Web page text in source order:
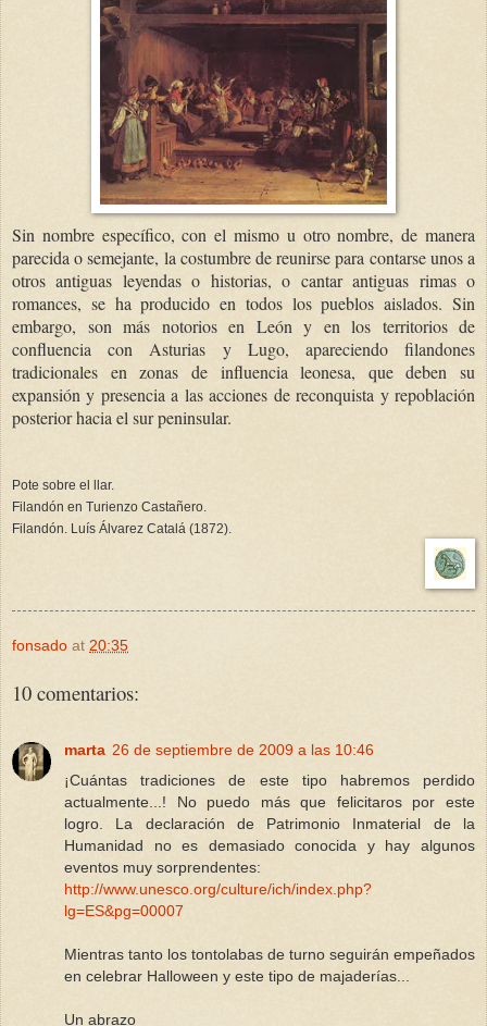
Sin nombre específico, con el mismo u otro nombre, de manera
parecida o semejante, la costumbre de reunirse para contarse unos a
otros antiguas leyendas o historias, o cantar antiguas rimas o
romances, se ha producido en todos los pueblos aislados. Sin
embargo, son más notorios en León y en los territorios de
confluencia con Asturias y Lugo, apareciendo filandones
tradicionales en zonas de influencia leonesa, que deben su
expansión y presencia a las acciones de reconquista y repoblación
posterior hacia el sur peninsular.
Pote sobre el llar.
Filandón en Turienzo Castañero.
Filandón. Luís Álvarez Catalá (1872).
fonsado at 20:35
10 comentarios:
marta 26 de septiembre de 2009 a las 10:46
¡Cuántas tradiciones de este tipo habremos perdido
actualmente...! No puedo más que felicitaros por este
logro. La declaración de Patrimonio Inmaterial de la
Humanidad no es demasiado conocida y hay algunos
eventos muy sorprendentes:
http://www.unesco.org/culture/ich/index.php?
lg=ES&pg=00007
Mientras tanto los tontolabas de turno seguirán empeñados
en celebrar Halloween y este tipo de majaderías...
Un abrazo